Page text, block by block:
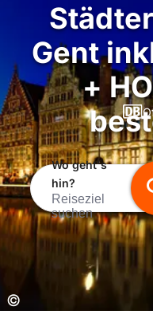
Copyright:
©
Gent
+
Wo geht's
hin?
Reiseziel
suchen